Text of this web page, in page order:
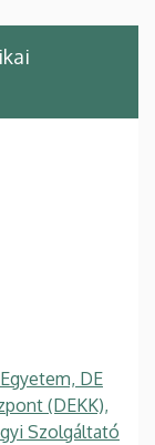
DE
(DEKK),
Szolgáltató